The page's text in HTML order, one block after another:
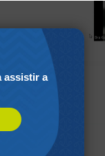
assistir a